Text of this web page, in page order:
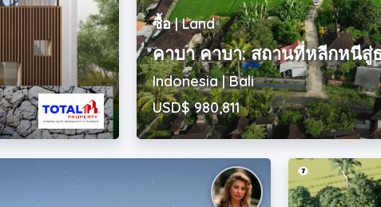
ซื้อ | Land
คาบา คาบา: สถานที่หลีกหนี
Indonesia | Bali
USD$ 980,811